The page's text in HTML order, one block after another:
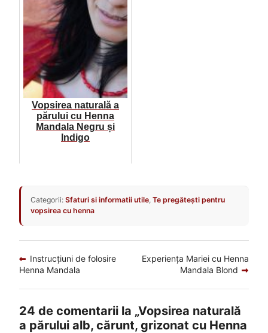
Vopsirea naturală a
părului cu Henna
Mandala Negru și
Indigo
Categorii: Sfaturi si informatii utile Te pregătești pentru
vopsirea cu henna
Navigare
în
articole
Articolul
anterior:
Instrucțiuni de folosire
Henna Mandala
Articolul
Experiența Mariei cu Henna
Mandala Blond
24 de comentarii la „Vopsirea naturală
a părului alb, cărunt, grizonat cu Henna